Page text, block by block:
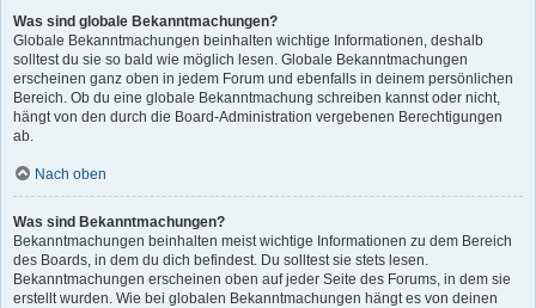
Was sind globale Bekanntmachungen?
Globale Bekanntmachungen beinhalten wichtige Informationen, deshalb
solltest du sie so bald wie möglich lesen. Globale Bekanntmachungen
erscheinen ganz oben in jedem Forum und ebenfalls in deinem persönlichen
Bereich. Ob du eine globale Bekanntmachung schreiben kannst oder nicht,
hängt von den durch die Board-Administration vergebenen Berechtigungen
ab.
Nach oben
Was sind Bekanntmachungen?
Bekanntmachungen beinhalten meist wichtige Informationen zu dem Bereich
des Boards, in dem du dich befindest. Du solltest sie stets lesen.
Bekanntmachungen erscheinen oben auf jeder Seite des Forums, in dem sie
erstellt wurden. Wie bei globalen Bekanntmachungen hängt es von deinen